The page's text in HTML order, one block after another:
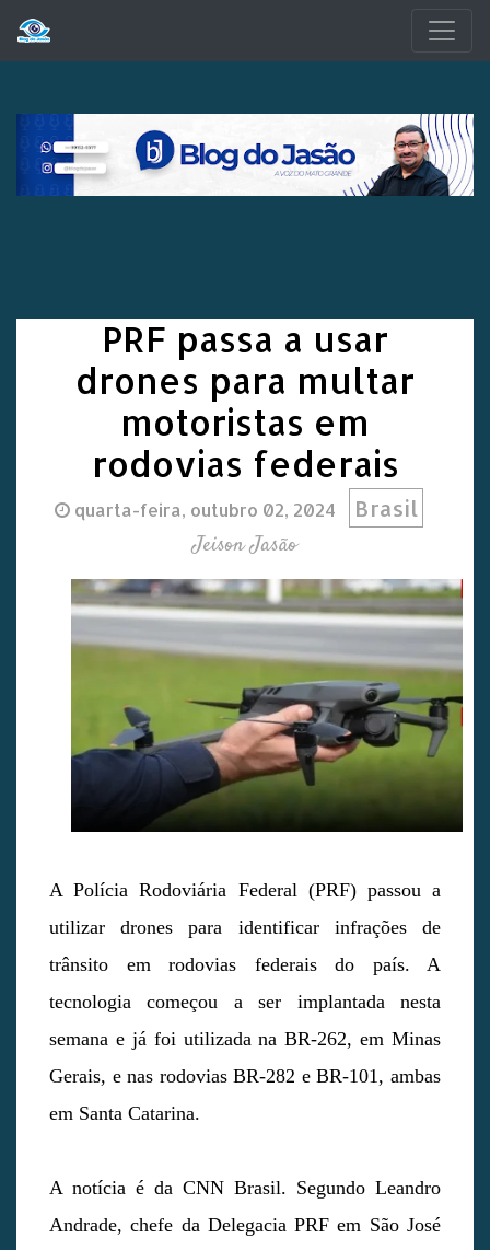
PRF passa a usar
drones para multar
motoristas em
rodovias federais
quarta-feira, outubro 02, 2024 Brasil
Jeison Jasão
A Polícia Rodoviária Federal (PRF) passou a
utilizar drones para identificar infrações de
trânsito em rodovias federais do país. A
tecnologia começou a ser implantada nesta
semana e já foi utilizada na BR-262, em Minas
Gerais, e nas rodovias BR-282 e BR-101, ambas
em Santa Catarina.
A notícia é da CNN Brasil. Segundo Leandro
Andrade, chefe da Delegacia PRF em São José